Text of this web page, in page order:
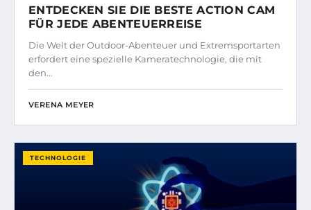
ENTDECKEN SIE DIE BESTE ACTION CAM
FÜR JEDE ABENTEUERREISE
Die Welt der Outdoor-Abenteuer und Extremsportarten
erfordert eine spezielle Kameratechnologie, die mit
den…
VERENA MEYER
TECHNOLOGIE